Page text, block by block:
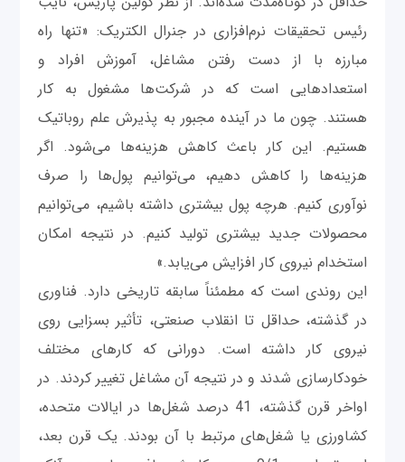
رئیس تحقیقات نرم‌افزاری در جنرال الکتریک: «تنها راه
مبارزه با از دست رفتن مشاغل، آموزش افراد و
استعدادهایی است که در شرکت‌ها مشغول به کار
هستند. چون ما در آینده مجبور به پذیرش علم روباتیک
هستیم. این کار باعث کاهش هزینه‌ها می‌شود. اگر
هزینه‌ها را کاهش دهیم، می‌توانیم پول‌ها را صرف
نوآوری کنیم. هرچه پول بیشتری داشته باشیم، می‌توانیم
محصولات جدید بیشتری تولید کنیم. در نتیجه امکان
استخدام نیروی کار افزایش می‌یابد.»
این روندی است که مطمئناً سابقه تاریخی دارد. فناوری
در گذشته، حداقل تا انقلاب صنعتی، تأثیر بسزایی روی
نیروی کار داشته است. دورانی که کارهای مختلف
خودکارسازی شدند و در نتیجه آن مشاغل تغییر کردند. در
اواخر قرن گذشته، 41 درصد شغل‌ها در ایالات متحده،
کشاورزی یا شغل‌های مرتبط با آن بودند. یک قرن بعد،